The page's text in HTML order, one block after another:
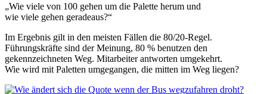
„Wie viele von 100 gehen um die Palette herum und
wie viele gehen geradeaus?“
Im Ergebnis gilt in den meisten Fällen die 80/20-Regel.
Führungskräfte sind der Meinung, 80 % benutzen den
gekennzeichneten Weg. Mitarbeiter antworten umgekehrt.
Wie wird mit Paletten umgegangen, die mitten im Weg liegen?